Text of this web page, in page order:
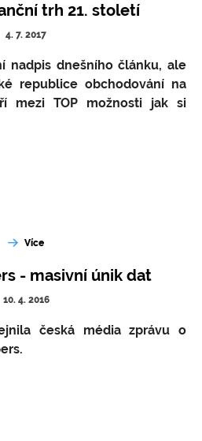
trh 21. století
4. 7. 2017
nadpis dnešního článku, ale
republice obchodování na
mezi TOP možnosti jak si
Více
- masivní únik dat
10. 4. 2016
česká média zprávu o